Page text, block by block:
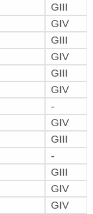
GIII
GIV
GIII
GIV
GIII
GIV
-
GIV
GIII
-
GIII
GIV
GIV